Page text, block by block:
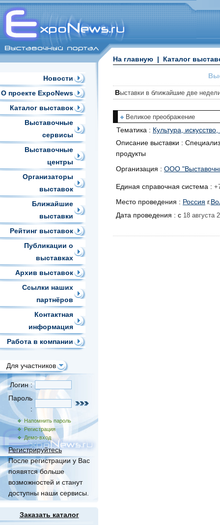
Новости
О проекте ExpoNews
Каталог выставок
Выставочные
сервисы
Выставочные
центры
Организаторы
выставок
Ближайшие
выставки
Рейтинг выставок
Публикации о
выставках
Архив выставок
Ссылки наших
партнёров
Контактная
информация
Работа в компании
Для участников
Логин :
Пароль
:
Напомнить пароль
Регистрация
Демо-вход
Регистрируйтесь
После регистрации у Вас
появятся больше
возможностей и станут
доступны наши сервисы.
Заказать каталог
На главную | Каталог
Выставки в ближайшие две
Великое преображение
Тематика : Культура,
Описание выставки :
продукты
Организация : ООО
Единая справочная система :
Место проведения : Россия г.
Дата проведения : с 18 августа